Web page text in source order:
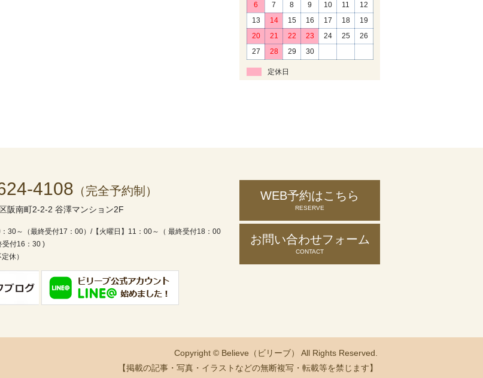
6
7 8 9 10 11
12
13
14 15 16 17 18
19
20
21 22 23 24 25
26
27
28 29 30
定休日
4108 （完全予約制）
阪南町2-2-2 谷澤マンション2F
：30～（最終受付17：00）/【火曜日】11：00～（ 最終受付18：00
受付16：30 )
休）
WEB予約はこちら
RESERVE
お問い合わせフォーム
CONTACT
Copyright © Believe（ビリーブ） All Rights Reserved.
【掲載の記事・写真・イラストなどの無断複写・転載等を禁じます】